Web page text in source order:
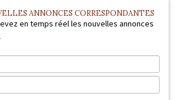
ANNONCES CORRESPONDANTES
en temps réel les nouvelles annonces